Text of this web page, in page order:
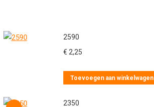
2590
€ 2,25
Toevoegen aan winkelwagen
2350